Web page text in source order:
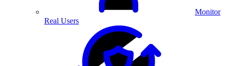
Monitor
Real Users